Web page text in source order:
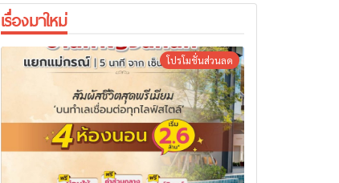
เรื่องมาใหม่
โปรโมชั่นส่วนลด